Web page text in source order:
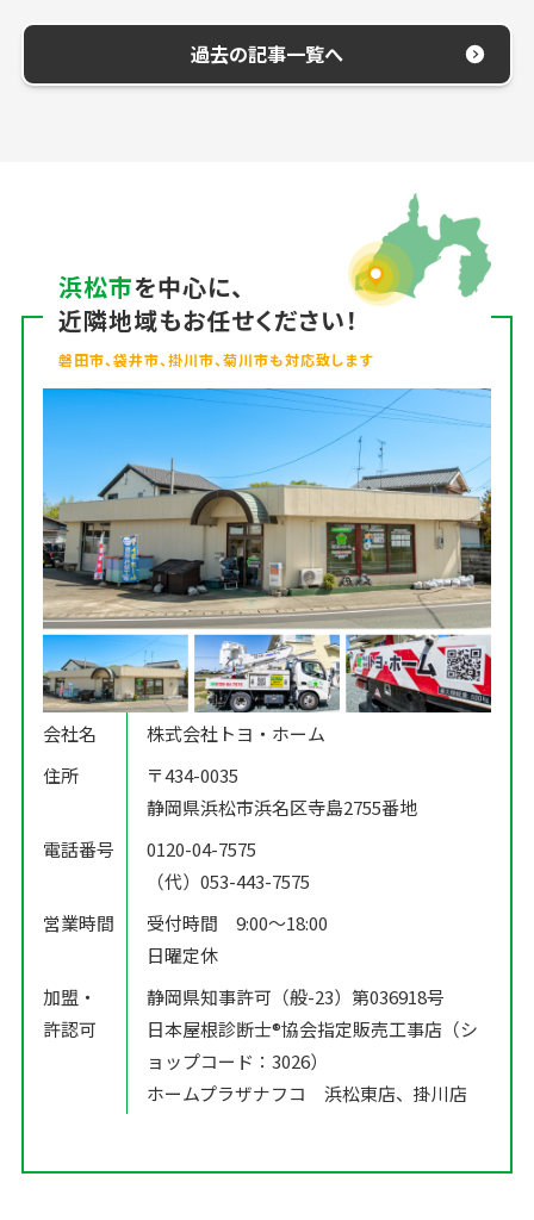
過去の記事一覧へ
浜松市を中心に、
近隣地域もお任せください！
磐田市、袋井市、掛川市、菊川市も対応致します
会社名
株式会社トヨ・ホーム
住所
〒434-0035
静岡県浜松市浜名区寺島2755番地
電話番号
0120-04-7575
（代）053-443-7575
営業時間
受付時間 9:00〜18:00
日曜定休
加盟・
許認可
静岡県知事許可（般-23）第036918号
日本屋根診断士®️協会指定販売工事店（シ
ョップコード：3026）
ホームプラザナフコ 浜松東店、掛川店